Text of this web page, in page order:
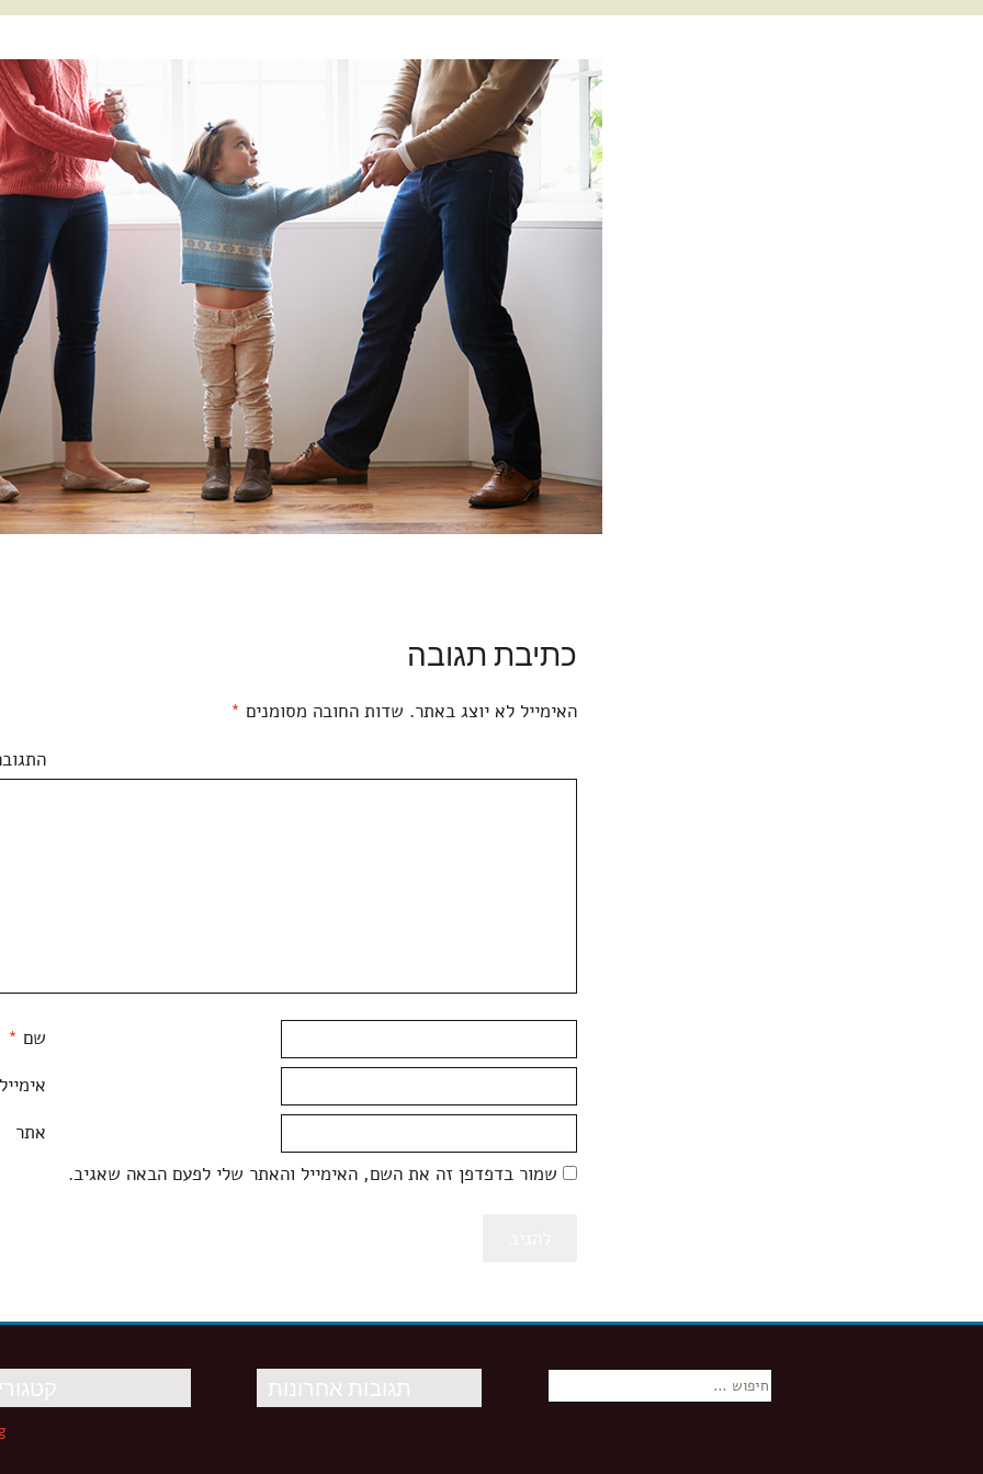
כתיבת תגובה
האימייל לא יוצג באתר. שדות החובה מסומנים *
שם *
אתר
שמור בדפדפן זה את השם, האימייל והאתר שלי לפעם הבאה שאגיב.
חיפוש: תגובות אחרונות